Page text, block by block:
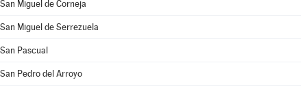
San Miguel de Corneja
San Miguel de Serrezuela
San Pascual
San Pedro del Arroyo